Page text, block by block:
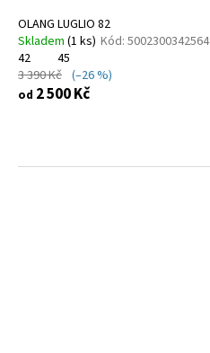
OLANG LUGLIO 82
Skladem (1 ks) Kód: 5002300342564
42
45
3 390 Kč (–26 %)
od 2 500 Kč